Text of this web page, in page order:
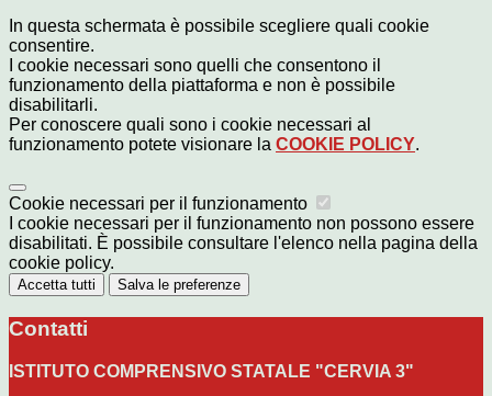
In questa schermata è possibile scegliere quali cookie
consentire.
I cookie necessari sono quelli che consentono il
funzionamento della piattaforma e non è possibile
disabilitarli.
Per conoscere quali sono i cookie necessari al
funzionamento potete visionare la COOKIE POLICY.
Cookie necessari per il funzionamento
I cookie necessari per il funzionamento non possono essere
disabilitati. È possibile consultare l'elenco nella pagina della
cookie policy.
Accetta tutti Salva le preferenze
Contatti
ISTITUTO COMPRENSIVO STATALE "CERVIA 3"